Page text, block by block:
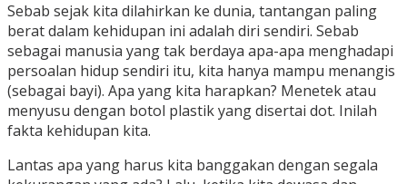
Sebab sejak kita dilahirkan ke dunia, tantangan paling
berat dalam kehidupan ini adalah diri sendiri. Sebab
sebagai manusia yang tak berdaya apa-apa menghadapi
persoalan hidup sendiri itu, kita hanya mampu menangis
(sebagai bayi). Apa yang kita harapkan? Menetek atau
menyusu dengan botol plastik yang disertai dot. Inilah
fakta kehidupan kita.
Lantas apa yang harus kita banggakan dengan segala